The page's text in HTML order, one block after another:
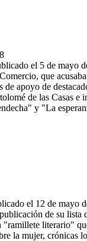
el 5 de mayo
que
apoyo de
de las Casas
y "La
el 12 de mayo
de su
"ramillete literario"
la mujer,